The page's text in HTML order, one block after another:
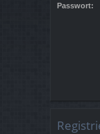
Passwort: